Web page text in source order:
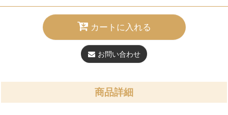
カートに入れる
お問い合わせ
商品詳細